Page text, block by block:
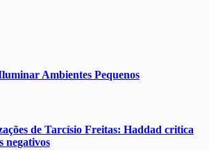
Ambientes Pequenos
de Tarcísio Freitas: Haddad critica
negativos